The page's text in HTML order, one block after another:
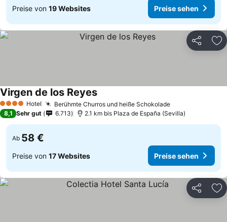
Preise von 19 Websites Preise sehen
Teilen
4 Sterne Hotel Berühmte Churros und heiße SchokoladePreise sehen
Virgen de los ReyesPreise sehen
8,1 Sehr gut 6.713 2.1 km bis Plaza de España (Sevilla)
Ab 58 €
Preise von 17 Websites Preise sehen
Teilen